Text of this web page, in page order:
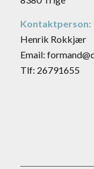
Kontaktperson:
Henrik Rokkjær
Email:
Tlf: 26791655